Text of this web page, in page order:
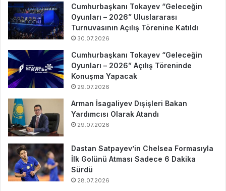
Cumhurbaşkanı Tokayev “Geleceğin
Oyunları – 2026” Uluslararası
Turnuvasının Açılış Törenine Katıldı
30.07.2026
Cumhurbaşkanı Tokayev “Geleceğin
Oyunları – 2026” Açılış Töreninde
Konuşma Yapacak
29.07.2026
Arman İsagaliyev Dışişleri Bakan
Yardımcısı Olarak Atandı
29.07.2026
Dastan Satpayev’in Chelsea Formasıyla
İlk Golünü Atması Sadece 6 Dakika
Sürdü
28.07.2026